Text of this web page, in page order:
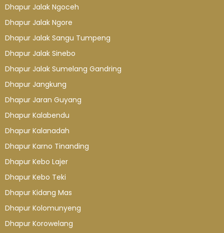
Dhapur Jalak Ngoceh
Dhapur Jalak Ngore
Dhapur Jalak Sangu Tumpeng
Dhapur Jalak Sinebo
Dhapur Jalak Sumelang Gandring
Dhapur Jangkung
Dhapur Jaran Guyang
Dhapur Kalabendu
Dhapur Kalanadah
Dhapur Karno Tinanding
Dhapur Kebo Lajer
Dhapur Kebo Teki
Dhapur Kidang Mas
Dhapur Kolomunyeng
Dhapur Korowelang